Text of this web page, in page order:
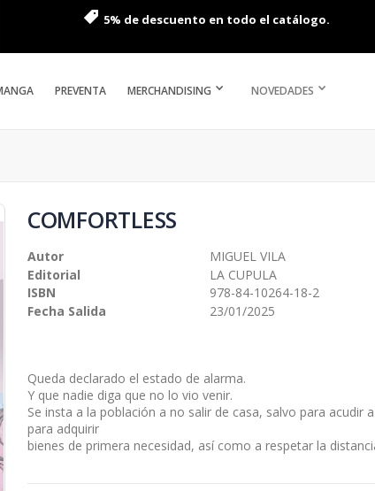
5% de descuento en todo el catálogo.
PREVENTA MERCHANDISING NOVEDADES
COMFORTLESS
Autor
MIGUEL VILA
Editorial
LA CUPULA
ISBN
978-84-10264-18-2
Fecha Salida
23/01/2025
Queda declarado el estado de alarma.
Y que nadie diga que no lo vio venir.
Se insta a la población a no salir de casa, salvo para acudir
para adquirir
bienes de primera necesidad, así como a respetar la